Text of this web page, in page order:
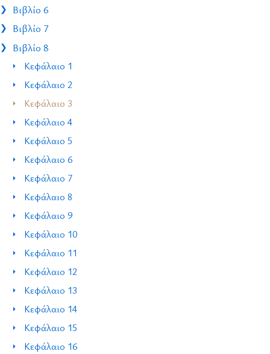
Βιβλίο 6
Βιβλίο 7
Βιβλίο 8
Κεφάλαιο 1
Κεφάλαιο 2
Κεφάλαιο 3
Κεφάλαιο 4
Κεφάλαιο 5
Κεφάλαιο 6
Κεφάλαιο 7
Κεφάλαιο 8
Κεφάλαιο 9
Κεφάλαιο 10
Κεφάλαιο 11
Κεφάλαιο 12
Κεφάλαιο 13
Κεφάλαιο 14
Κεφάλαιο 15
Κεφάλαιο 16